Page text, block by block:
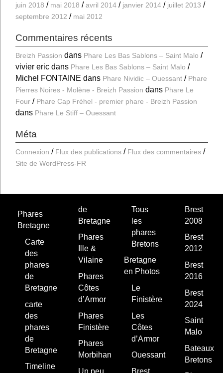
juin 2018 mai 2018 avril 2014 janvier 2014
juillet 2013
septembre 2012
mai 2012
Commentaires récents
Breizh Passion dans Phare Les Bas Sablons – Saint Malo
vivier eric dans Phare Les Bas Sablons – Saint Malo
Michel FONTAINE dans Phare Nividic – Ouessant
Phare
Pierres Noires - Molène - Breizh Passion dans Phare Le
Four
Phare Cap Fréhel - premier phare - Breizh Passion
dans Phare Le Stiff – Ouessant
Méta
Connexion Flux des publications
Flux des commentaires
Site de WordPress-FR
Phares
Bretagne
Carte
des
phares
de
Bretagne
carte
des
phares
de
Bretagne
Timeline
de
Bretagne
Phares
Ille &
Vilaine
Phares
Côtes
d’Armor
Phares
Finistère
Phares
Morbihan
Un peu
Tous
les
phares
Bretons
Bretagne
en Photos
Le
Finistère
Les
Côtes
d’Armor
Ouessant
Brest
Brest
2008
Brest
2012
Brest
2016
Brest
2024
Saint
Malo
Bateaux
Bretons